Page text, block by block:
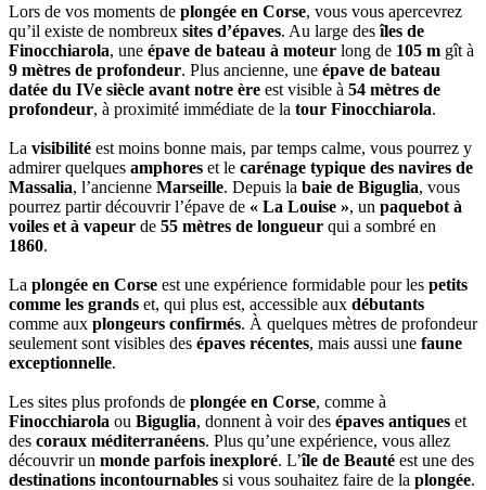
Lors de vos moments de plongée en Corse, vous vous apercevrez
qu’il existe de nombreux sites d’épaves. Au large desîles de
Finocchiarola, une épave de bateau à moteur long de 105 m gît à
9 mètres de profondeur. Plus ancienne, une épave de bateau
datée du IVe siècle avant notre ère est visible à 54 mètres de
profondeur, à proximité immédiate de la tour Finocchiarola.
La visibilité est moins bonne mais, par temps calme, vous pourrez y
admirer quelques amphores et le carénage typique des navires de
Massalia, l’ancienne Marseille. Depuis la baie de Biguglia, vous
pourrez partir découvrir l’épave de « La Louise », un paquebot à
voiles et à vapeur de 55 mètres de longueur qui a sombré en
1860.
La plongée en Corse est une expérience formidable pour les petits
comme les grands et, qui plus est, accessible aux débutants
comme aux plongeurs confirmés. À quelques mètres de profondeur
seulement sont visibles des épaves récentes, mais aussi une faune
exceptionnelle.
Les sites plus profonds de plongée en Corse, comme à
Finocchiarola ou Biguglia, donnent à voir des épaves antiques et
des coraux méditerranéens. Plus qu’une expérience, vous allez
découvrir un monde parfois inexploré. L’île de Beauté est une des
destinations incontournables si vous souhaitez faire de la plongée.